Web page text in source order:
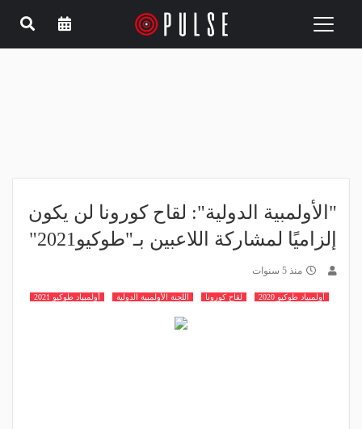
Toggle
"الأولمبية الدولية": لقاح كورونا لن يكون
إلزاميًا لمشاركة اللاعبين بـ"طوكيو2021"
منذ 5 سنوات
أولمبياد طوكيو 2020 لقاح كورونا اللجنة الأولمبية الدولية أولمبياد طوكيو 2021